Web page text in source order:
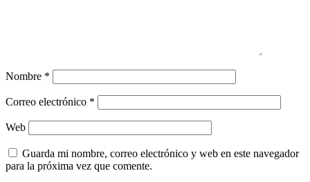
Nombre *
Correo electrónico *
Web
Guarda mi nombre, correo electrónico y web en este navegador
para la próxima vez que comente.